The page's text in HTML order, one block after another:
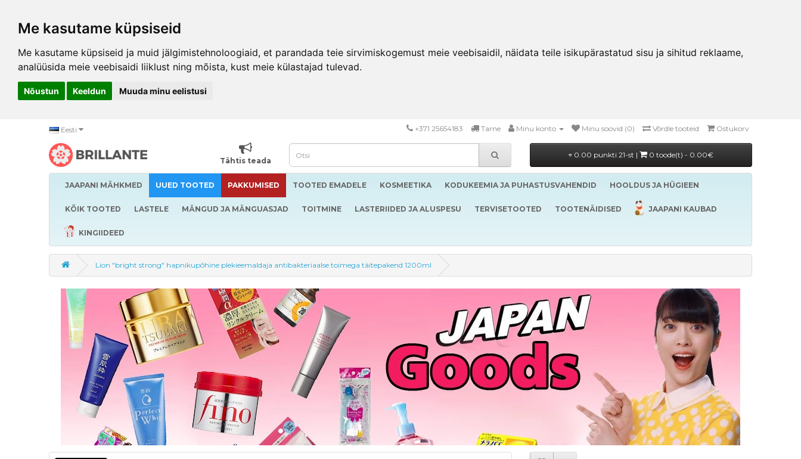
Me kasutame küpsiseid
Me kasutame küpsiseid ja muid jälgimistehnoloogiaid, et parandada teie sirvimiskogemust meie veebisaidil, näidata teile isikupärastatud sisu ja sihitud reklaame,
analüüsida meie veebisaidi liiklust ning mõista, kust meie külastajad tulevad.
Nõustun Keeldun Muuda minu eelistusi
Eesti +371 25654183 Tarne Minu konto Minu soovid (0) Võrdle tooteid Ostukorv
Tähtis teada
0.00 punkti 21-st | 0 toode(t) - 0.00€
JAAPANI MÄHKMED UUED TOOTED PAKKUMISED TOOTED EMADELE KOSMEETIKA KODUKEEMIA JA PUHASTUSVAHENDID HOOLDUS JA HÜGIEEN
KÕIK TOOTED LASTELE MÄNGUD JA MÄNGUASJAD TOITMINE LASTERIIDED JA ALUSPESU TERVISETOOTED TOOTENÄIDISED JAAPANI KAUBAD
KINGIIDEED
Lion "bright strong" hapnikupõhine plekieemaldaja antibakteriaalse toimega täitepakend 1200ml